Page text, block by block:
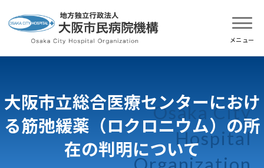
大阪市立総合医療センターにおけ
る筋弛緩薬（ロクロニウム）の所
在の判明について